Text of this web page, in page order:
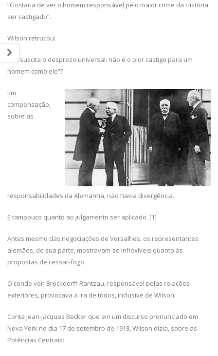
“Gostaria de ver o homem responsável pelo maior crime da História
ser castigado”.
Wilson retrucou:
“Ele suscita o desprezo universal: não é o pior castigo para um
homem como ele”?
Em
compensação,
sobre as
responsabilidades da Alemanha, não havia divergência.
E tampouco quanto ao julgamento ser aplicado. [1]
Antes mesmo das negociações de Versalhes, os representantes
alemães, de sua parte, mostravam-se inflexíveis quanto às
propostas de cessar-fogo.
O conde von Brockdorff-Rantzau, responsável pelas relações
exteriores, provocava a ira de todos, inclusive de Wilson.
Conta Jean-Jacques Becker que em um discurso pronunciado em
Nova York no dia 17 de setembro de 1918, Wilson dizia, sobre as
Potências Centrais: